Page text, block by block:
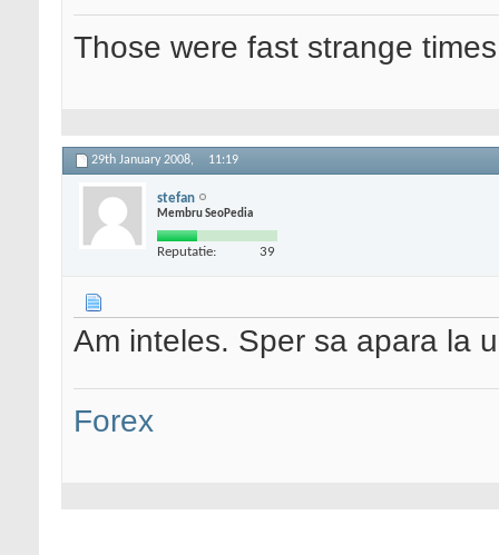
Those were fast strange
29th January 2008, 11:19
stefan
Membru SeoPedia
Reputatie: 39
Am inteles. Sper sa apara la
Forex